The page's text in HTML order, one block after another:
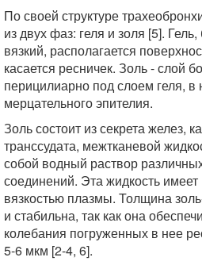
По своей структуре
из двух фаз: геля и золя [5].
вязкий, располагается
касается ресничек. Золь - слой
перицилиарно под слоем геля, в
мерцательного эпителия.
Золь состоит из секрета желез,
транссудата, межтканевой
собой водный раствор
соединений. Эта жидкость имеет
вязкостью плазмы. Толщина
и стабильна, так как она
колебания погруженных в нее
5-6 мкм [2-4, 6].